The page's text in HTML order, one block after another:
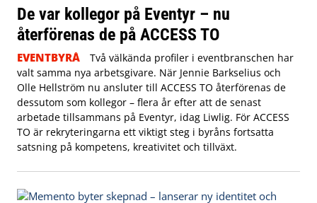
De var kollegor på Eventyr – nu
återförenas de på ACCESS TO
EVENTBYRÅ
Två välkända profiler i eventbranschen har
valt samma nya arbetsgivare. När Jennie Barkselius och
Olle Hellström nu ansluter till ACCESS TO återförenas de
dessutom som kollegor – flera år efter att de senast
arbetade tillsammans på Eventyr, idag Liwlig. För ACCESS
TO är rekryteringarna ett viktigt steg i byråns fortsatta
satsning på kompetens, kreativitet och tillväxt.